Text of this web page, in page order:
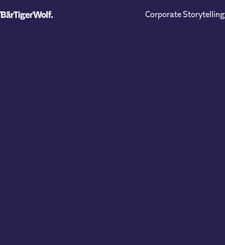
Corporate Storytelling